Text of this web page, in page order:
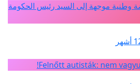
وطنية موجهة إلى السيد رئيس الحكومة
Felnőtt autisták: nem